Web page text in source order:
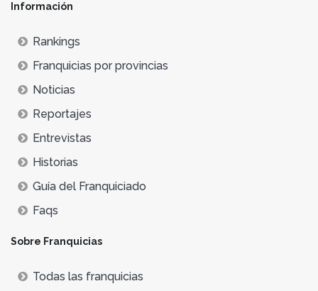
Información
Rankings
Franquicias por provincias
Noticias
Reportajes
Entrevistas
Historias
Guía del Franquiciado
Faqs
Sobre Franquicias
Todas las franquicias